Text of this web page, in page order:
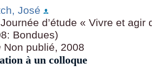
José
Journée d’étude « Vivre et
Bondues)
Non publié, 2008
à un colloque